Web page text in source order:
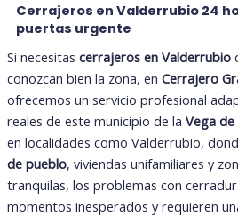
Cerrajeros en Valderrubio 24
puertas urgente
Si necesitas cerrajeros en Valderrubio
conozcan bien la zona, en Cerrajero
ofrecemos un servicio profesional
reales de este municipio de la Vega
en localidades como Valderrubio,
de pueblo, viviendas unifamiliares y
tranquilas, los problemas con
momentos inesperados y requieren